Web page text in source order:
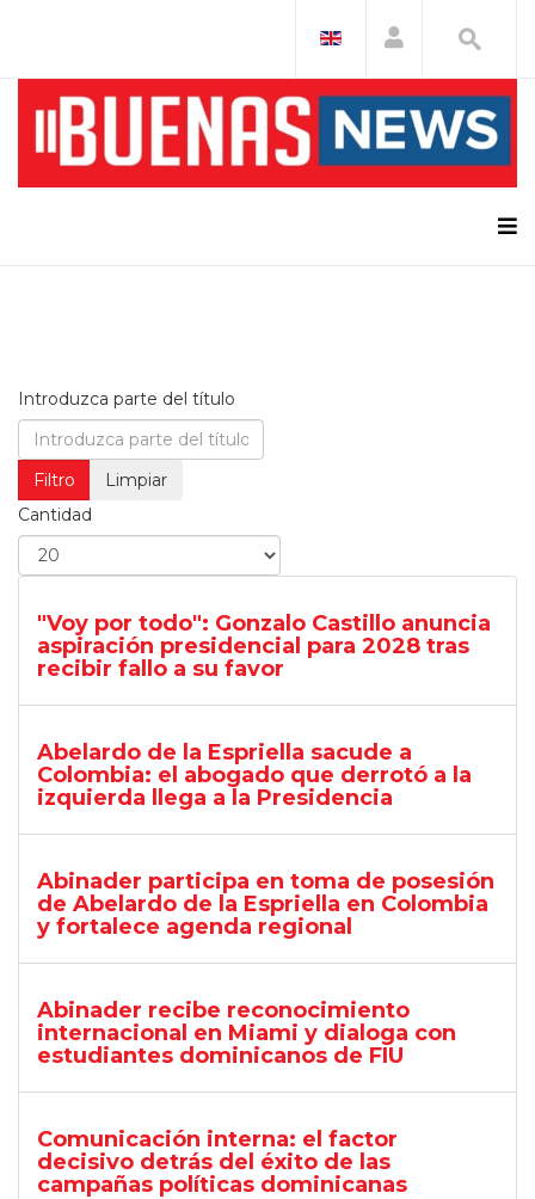
Introduzca parte del título
Filtro
Limpiar
Cantidad
"Voy por todo": Gonzalo Castillo anuncia
aspiración presidencial para 2028 tras
recibir fallo a su favor
Abelardo de la Espriella sacude a
Colombia: el abogado que derrotó a la
izquierda llega a la Presidencia
Abinader participa en toma de posesión
de Abelardo de la Espriella en Colombia
y fortalece agenda regional
Abinader recibe reconocimiento
internacional en Miami y dialoga con
estudiantes dominicanos de FIU
Comunicación interna: el factor
decisivo detrás del éxito de las
campañas políticas dominicanas